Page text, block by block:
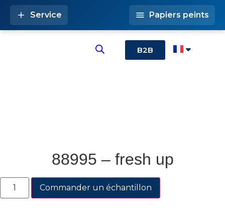
B2B
Service Papiers peints
88995 – fresh up
Commander un échantillon